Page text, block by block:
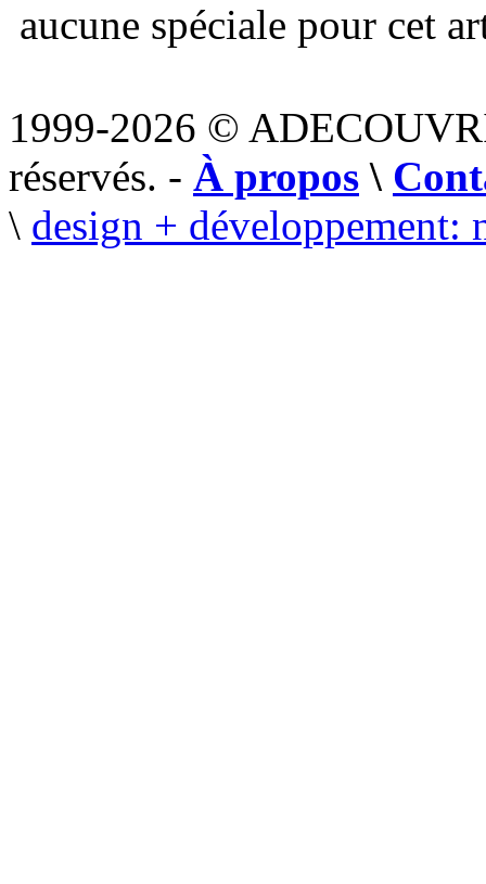
aucune spéciale pour cet
1999-2026 ©
réservés. - À propos \
\ design + développement: